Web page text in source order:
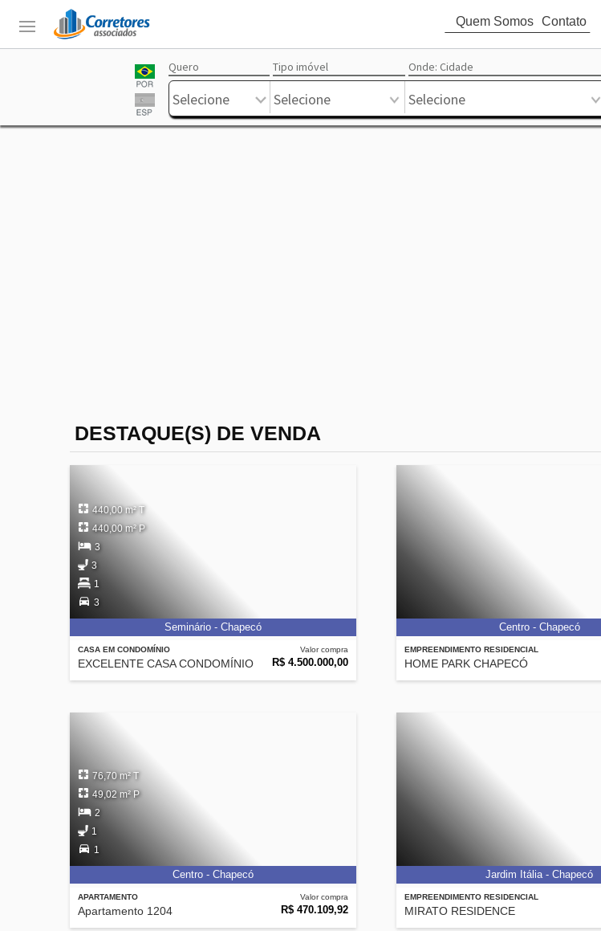
Quem Somos Contato
Anuncie Trabalhe Livre Circular
attach_money
Mercado
Quero Tipo imóvel Onde: Cidade
Selecione Selecione Selecione
DESTAQUE(S) DE VENDA
CASA EM CONDOMÍNIO
EXCELENTE CASA CONDOMÍNIO
Valor compra
R$ 4.500.000,00
440,00 m² T
440,00 m² P
3
3
1
3
Seminário - Chapecó
EMPREENDIMENTO RESIDENCIAL
HOME PARK CHAPECÓ
Centro - Chapecó
APARTAMENTO
Apartamento 1204
Valor compra
R$ 470.109,92
76,70 m² T
49,02 m² P
2
1
1
Centro - Chapecó
EMPREENDIMENTO RESIDENCIAL
MIRATO RESIDENCE
Jardim Itália - Chapecó